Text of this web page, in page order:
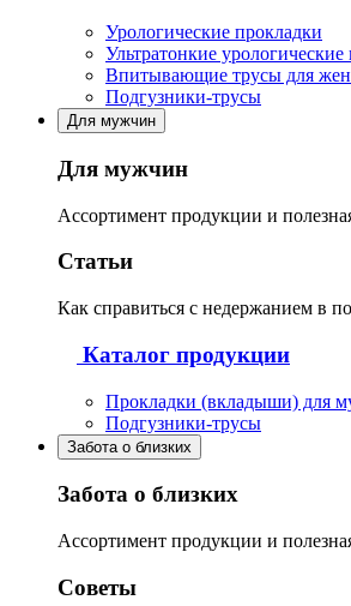
Урологические прокладки
Ультратонкие урологические
Впитывающие трусы для
Подгузники-трусы
Для мужчин
Для мужчин
Ассортимент продукции и
Статьи
Как справиться с недержанием в
Каталог продукции
Прокладки (вкладыши) для
Подгузники-трусы
Забота о близких
Забота о близких
Ассортимент продукции и
Советы